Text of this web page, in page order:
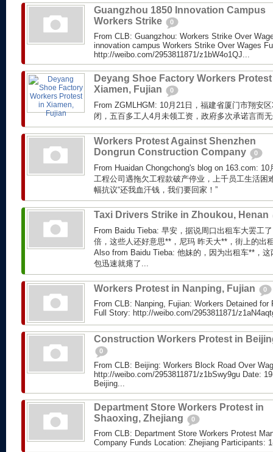
Guangzhou 1850 Innovation Campus
Workers Strike
0
From CLB: Guangzhou: Workers Strike Over
innovation campus Workers Strike Over Wages
http://weibo.com/2953811871/z1bW4o1QJ...
Deyang Shoe Factory Workers
Xiamen, Fujian
0
From ZGMLHGM: 10月21日，福建省厦门市翔安
闭，五百多工人4月未领工资，政府多次承诺言而
Workers Protest Against Shenzhen
Dongrun Construction Company
0
From Huaidan Chongchong's blog on 163.com:
工程公司遇拖欠工程款破产停业，上千员工生活困
幅抗议“还我血汗钱，我们要回家！”
Taxi Drivers Strike in Zhoukou, Henan
From Baidu Tieba: 早安，据说周口出租车大罢工
倍，这些人还好意思**，尼玛 昨天大**，街上的出
Also from Baidu Tieba: 他妹的，因为出租车**，
包迅速就瘪了...
Workers Protest in Nanping, Fujian 0
From CLB: Nanping, Fujian: Workers Detained for
Full Story: http://weibo.com/2953811871/
Construction Workers Protest in
0
From CLB: Beijing: Workers Block Road Over
http://weibo.com/2953811871/z1bSwy9gu Date:
Beijing...
Department Store Workers Protest in
Shaoxing, Zhejiang
0
From CLB: Department Store Workers Protest
Company Funds Location: Zhejiang Participants: